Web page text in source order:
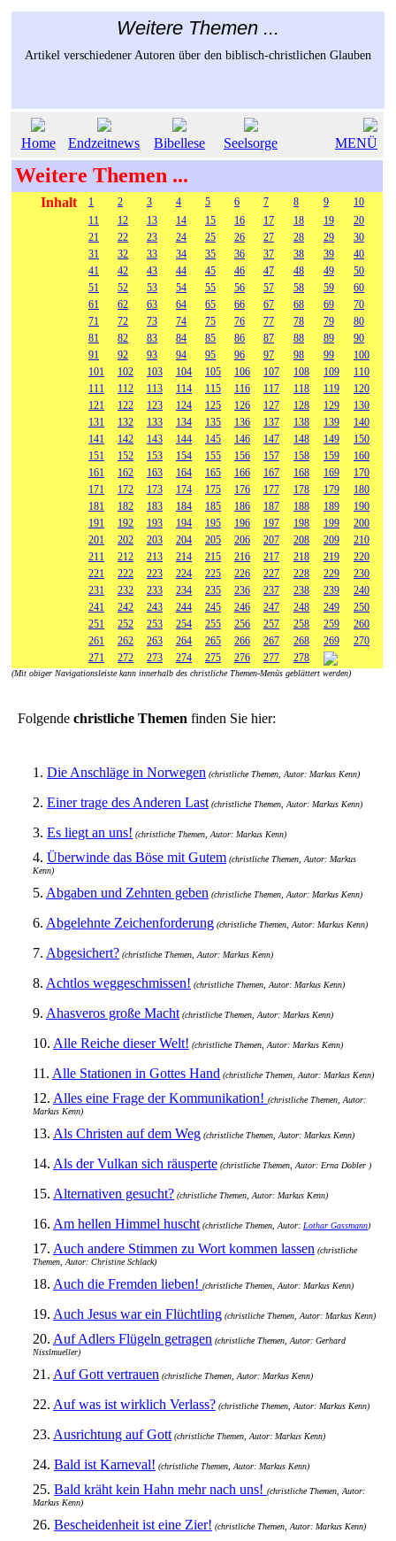
Weitere Themen ...
Artikel verschiedener Autoren über den biblisch-christlichen Glauben
Home Endzeitnews Bibellese Seelsorge MENÜ
Weitere Themen ...
Inhalt 1 2 3 4 5 6 7 8 9
10
11
12 13 14 15 16 17 18 19
20
21
22 23 24 25 26 27 28 29
30
31
32 33 34 35 36 37 38 39
40
41
42 43 44 45 46 47 48 49
50
51
52 53 54 55 56 57 58 59
60
61
62 63 64 65 66 67 68 69
70
71
72 73 74 75 76 77 78 79
80
81
82 83 84 85 86 87 88 89
90
91
92 93 94 95 96 97 98 99
100
101
102 103 104 105 106 107 108 109
110
111
112 113 114 115 116 117 118 119
120
121
122 123 124 125 126 127 128 129
130
131
132 133 134 135 136 137 138 139
140
141
142 143 144 145 146 147 148 149
150
151
152 153 154 155 156 157 158 159
160
161
162 163 164 165 166 167 168 169
170
171
172 173 174 175 176 177 178 179
180
181
182 183 184 185 186 187 188 189
190
191
192 193 194 195 196 197 198 199
200
201
202 203 204 205 206 207 208 209
210
211
212 213 214 215 216 217 218 219
220
221
222 223 224 225 226 227 228 229
230
231
232 233 234 235 236 237 238 239
240
241
242 243 244 245 246 247 248 249
250
251
252 253 254 255 256 257 258 259
260
261
262 263 264 265 266 267 268 269
270
271
272 273 274 275 276 277 278
(Mit obiger Navigationsleiste kann innerhalb des christliche Themen-Menüs geblättert werden)
Folgende christliche Themen finden Sie hier:
1. Die Anschläge in Norwegen (christliche Themen, Autor: Markus Kenn)
2. Einer trage des Anderen Last (christliche Themen, Autor: Markus Kenn)
3. Es liegt an uns! (christliche Themen, Autor: Markus Kenn)
4. Überwinde das Böse mit Gutem (christliche Themen, Autor: Markus
Kenn)
5. Abgaben und Zehnten geben (christliche Themen, Autor: Markus Kenn)
6. Abgelehnte Zeichenforderung (christliche Themen, Autor: Markus Kenn)
7. Abgesichert? (christliche Themen, Autor: Markus Kenn)
8. Achtlos weggeschmissen! (christliche Themen, Autor: Markus Kenn)
9. Ahasveros große Macht (christliche Themen, Autor: Markus Kenn)
10. Alle Reiche dieser Welt! (christliche Themen, Autor: Markus Kenn)
11. Alle Stationen in Gottes Hand (christliche Themen, Autor: Markus Kenn)
12. Alles eine Frage der Kommunikation! (christliche Themen, Autor:
Markus Kenn)
13. Als Christen auf dem Weg (christliche Themen, Autor: Markus Kenn)
14. Als der Vulkan sich räusperte (christliche Themen, Autor: Erna Dobler )
15. Alternativen gesucht? (christliche Themen, Autor: Markus Kenn)
16. Am hellen Himmel huscht (christliche Themen, Autor: Lothar Gassmann)
17. Auch andere Stimmen zu Wort kommen lassen (christliche
Themen, Autor: Christine Schlack)
18. Auch die Fremden lieben! (christliche Themen, Autor: Markus Kenn)
19. Auch Jesus war ein Flüchtling (christliche Themen, Autor: Markus Kenn)
20. Auf Adlers Flügeln getragen (christliche Themen, Autor: Gerhard
Nisslmueller)
21. Auf Gott vertrauen (christliche Themen, Autor: Markus Kenn)
22. Auf was ist wirklich Verlass? (christliche Themen, Autor: Markus Kenn)
23. Ausrichtung auf Gott (christliche Themen, Autor: Markus Kenn)
24. Bald ist Karneval! (christliche Themen, Autor: Markus Kenn)
25. Bald kräht kein Hahn mehr nach uns! (christliche Themen, Autor:
Markus Kenn)
26. Bescheidenheit ist eine Zier! (christliche Themen, Autor: Markus Kenn)